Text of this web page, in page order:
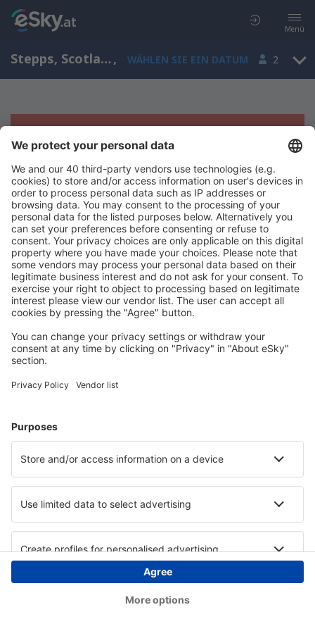
Menü
Stepps, Scotland, Großbritannien , WÄHLEN SIE EIN DATUM 2
Es tut uns leid, wir können keine
Ergebnisse aufzeigen
Bitte starten Sie Ihre Suche erneut mit anderen Suchkriterien.
Copyright © eSky.at. Alle Rechte vorbehalten.